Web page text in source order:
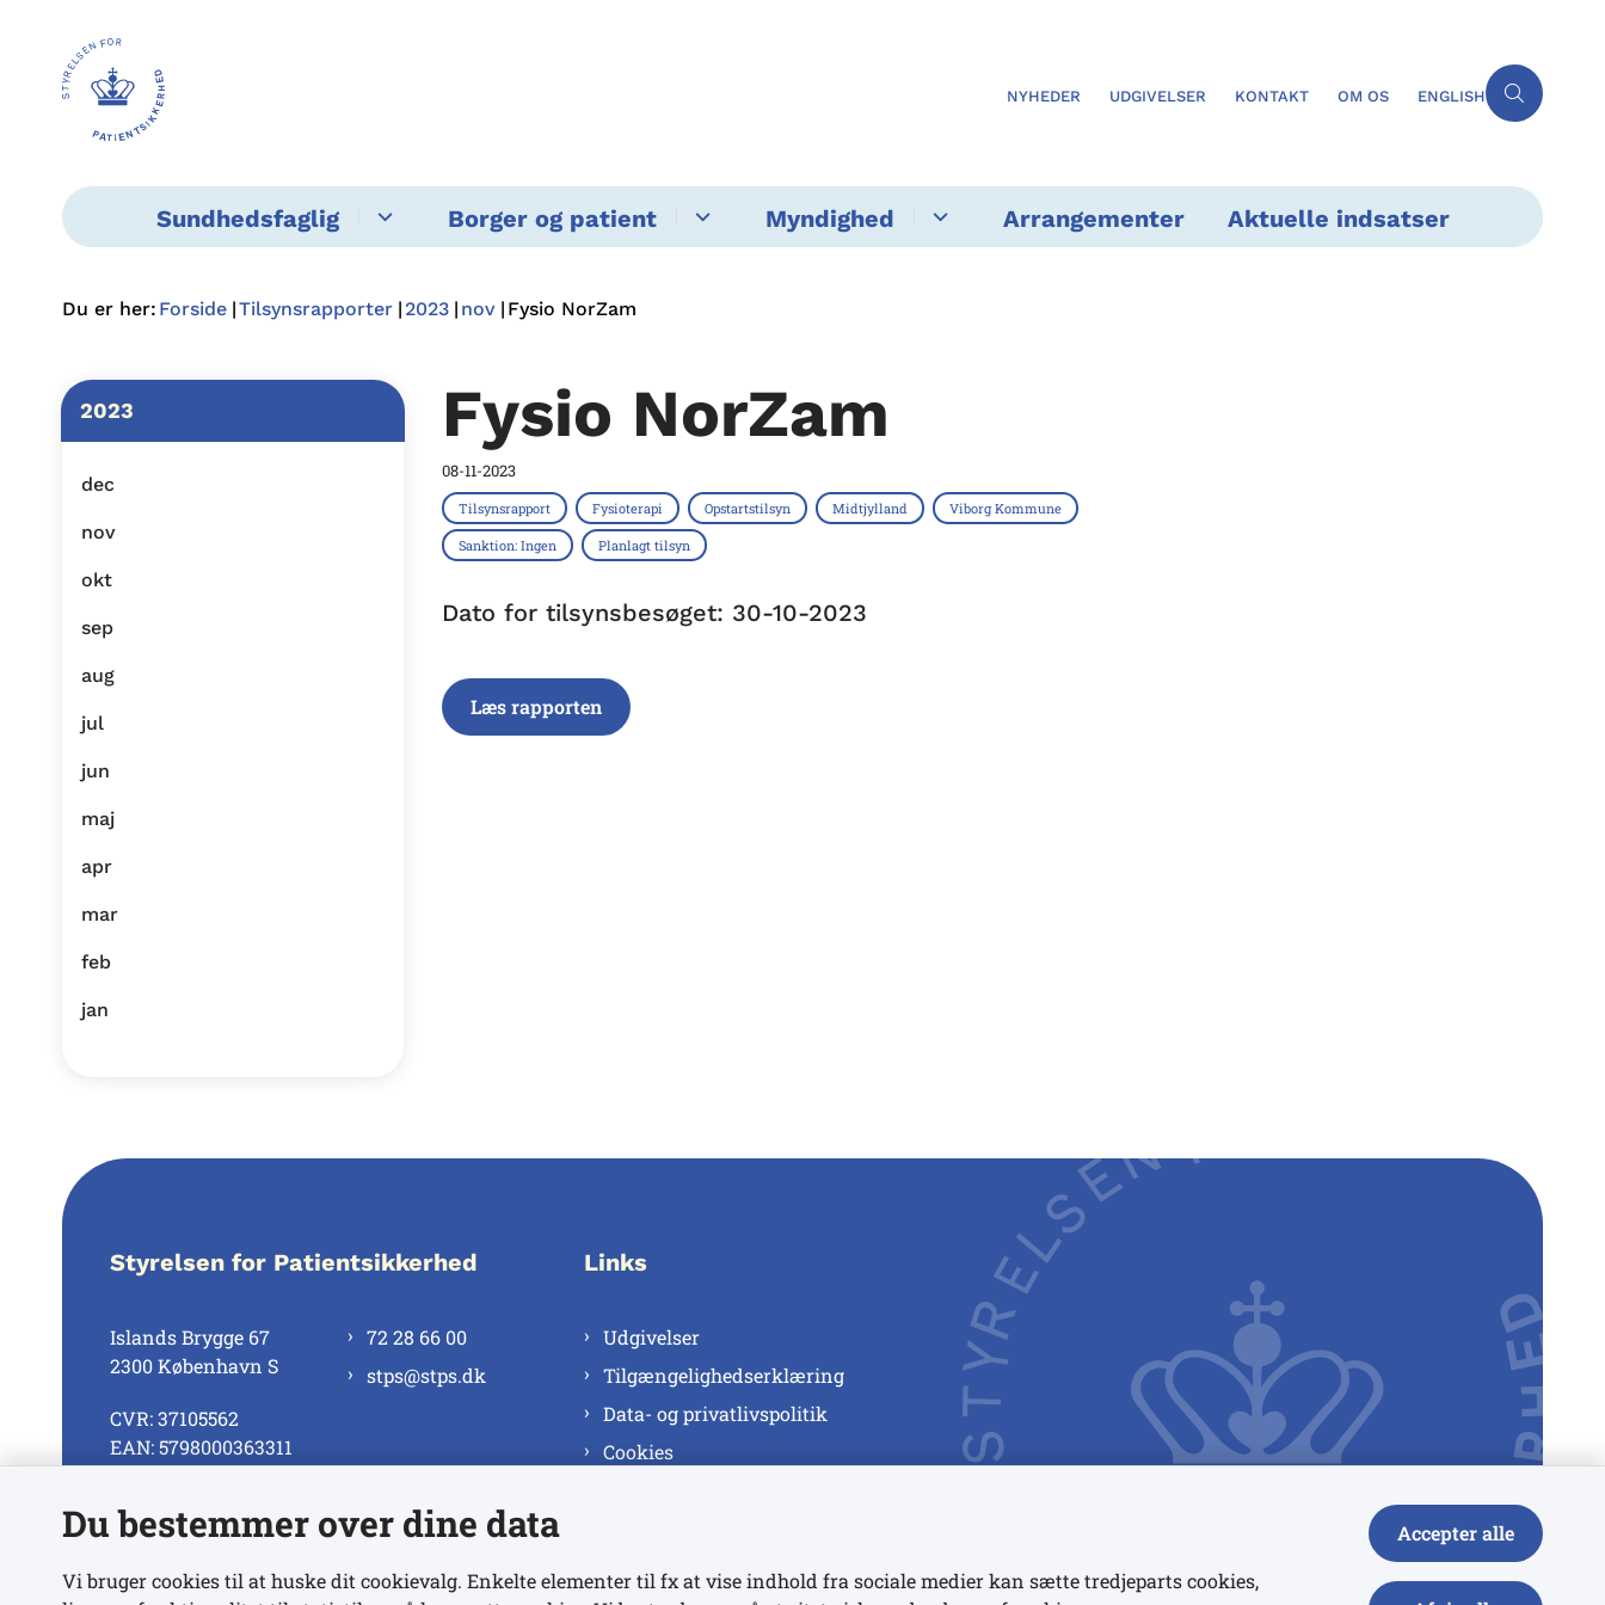
NYHEDER UDGIVELSER KONTAKT OM OS ENGLISH
Sundhedsfaglig Borger og patient Myndighed Arrangementer Aktuelle indsatser
Du er her: Forside Tilsynsrapporter 2023 nov Fysio NorZam
2023
dec
nov
okt
sep
aug
jul
jun
maj
apr
mar
feb
jan
Fysio NorZam
08-11-2023
Tilsynsrapport Fysioterapi Opstartstilsyn Midtjylland Viborg Kommune
Sanktion: Ingen Planlagt tilsyn
Dato for tilsynsbesøget: 30-10-2023
Læs rapporten
Styrelsen for Patientsikkerhed
Islands Brygge 67
2300 København S
CVR: 37105562
EAN: 5798000363311
72 28 66 00
stps@stps.dk
Se alle kontaktnumre
Links
Udgivelser
Tilgængelighedserklæring
Data- og privatlivspolitik
Cookies
Du bestemmer over dine data
Vi bruger cookies til at huske dit cookievalg. Enkelte elementer til fx at vise indhold fra sociale medier kan sætte tredjeparts cookies,
Accepter alle